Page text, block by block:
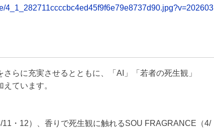
4_1_282711ccccbc4ed45f9f6e79e8737d90.jpg?v=202603
らに充実させるとともに、「AI」「若者の死生観」
ています。
・12）、香りで死生観に触れるSOU FRAGRANCE（4/